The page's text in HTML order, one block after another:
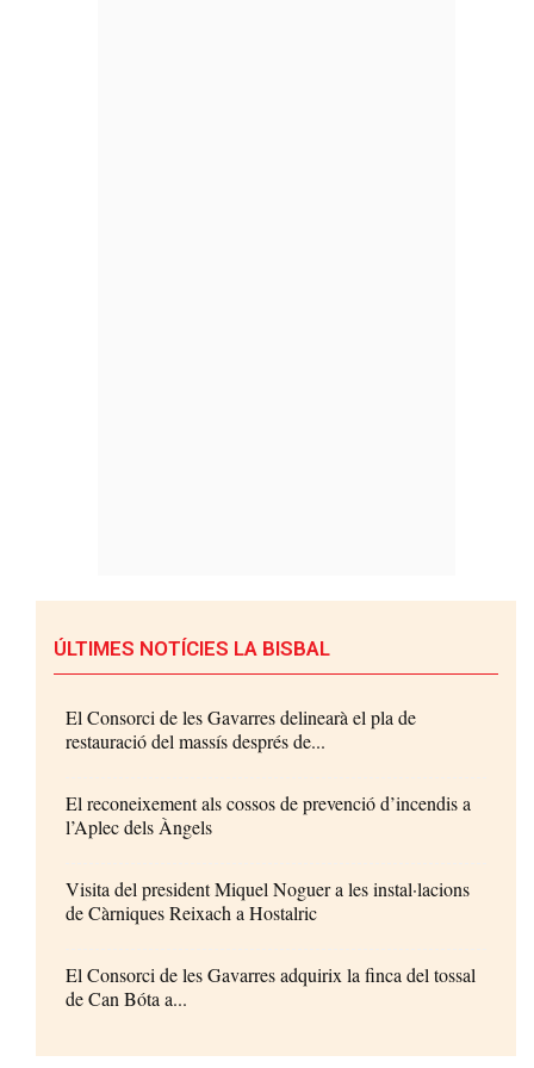
ÚLTIMES NOTÍCIES LA BISBAL
El Consorci de les Gavarres delinearà el pla de
restauració del massís després de...
El reconeixement als cossos de prevenció d’incendis a
l’Aplec dels Àngels
Visita del president Miquel Noguer a les instal·lacions
de Càrniques Reixach a Hostalric
El Consorci de les Gavarres adquirix la finca del tossal
de Can Bóta a...